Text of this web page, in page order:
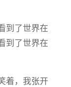
到了世界在
到了世界在
着，我张开